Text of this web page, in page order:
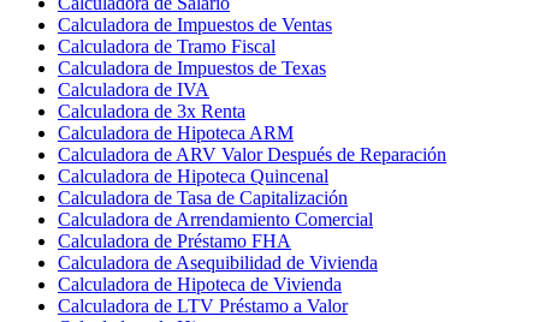
Calculadora de Impuestos de Ventas
Calculadora de Tramo Fiscal
Calculadora de Impuestos de Texas
Calculadora de IVA
Calculadora de 3x Renta
Calculadora de Hipoteca ARM
Calculadora de ARV Valor Después de Reparación
Calculadora de Hipoteca Quincenal
Calculadora de Tasa de Capitalización
Calculadora de Arrendamiento Comercial
Calculadora de Préstamo FHA
Calculadora de Asequibilidad de Vivienda
Calculadora de Hipoteca de Vivienda
Calculadora de LTV Préstamo a Valor